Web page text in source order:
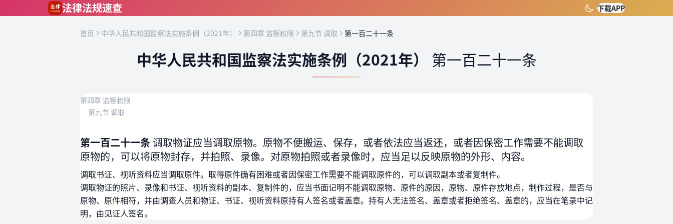
法律法规速查 下载APP
首页 中华人民共和国监察法实施条例（2021年） 第四章 监察权限 第九节 调取 第一百二十一条
中华人民共和国监察法实施条例（2021年） 第一百二十一条
第四章 监察权限
第九节 调取
第一百二十一条调取物证应当调取原物。原物不便搬运、保存，或者依法应当返还，或者因保密工作需要不能调取
原物的，可以将原物封存，并拍照、录像。对原物拍照或者录像时，应当足以反映原物的外形、内容。
调取书证、视听资料应当调取原件。取得原件确有困难或者因保密工作需要不能调取原件的，可以调取副本或者复制件。
调取物证的照片、录像和书证、视听资料的副本、复制件的，应当书面记明不能调取原物、原件的原因，原物、原件存放地点，制作过程，是否与
原物、原件相符，并由调查人员和物证、书证、视听资料原持有人签名或者盖章。持有人无法签名、盖章或者拒绝签名、盖章的，应当在笔录中记
明，由见证人签名。